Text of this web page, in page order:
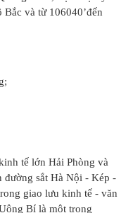
và từ 106040’đến
tế lớn Hải Phòng và
đường sắt Hà Nội - Kép -
giao lưu kinh tế - văn
Bí là một trongQuy hoạch xây